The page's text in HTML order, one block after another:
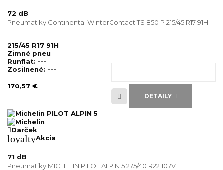
72 dB
Pneumatiky Continental WinterContact TS 850 P 215/45 R17 91H
215/45 R17 91H
Zimné pneu
Runflat: ---
Zosilnené: ---
170,57 €
DETAILY
Darček
loyaltyAkcia
71 dB
Pneumatiky MICHELIN PILOT ALPIN 5 275/40 R22 107V